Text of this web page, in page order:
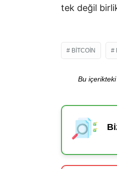
tek değil
BITCOIN
Bu